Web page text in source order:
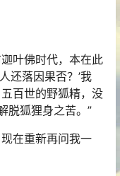
叶佛时代，本在此
还落因果否？’我
百世的野狐精，没
脱狐狸身之苦。”
在重新再问我一